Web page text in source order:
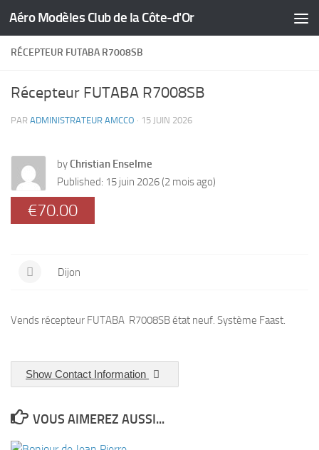
Skip to content
Aéro Modèles Club de la Côte-d'Or
RÉCEPTEUR FUTABA R7008SB
Récepteur FUTABA R7008SB
PAR ADMINISTRATEUR AMCCO · 15 JUIN 2026
byChristian Enselme
Published: 15 juin 2026 (2 mois ago)
€70.00
Dijon
Vends récepteur FUTABA R7008SB état neuf. Système Faast.
Show Contact Information
VOUS AIMEREZ AUSSI...